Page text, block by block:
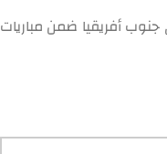
أفريقيا ضمن مباريات